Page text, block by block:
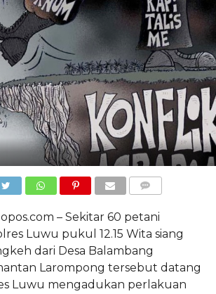
– Sekitar 60 petani
Luwu pukul 12.15 Wita siang
dari Desa Balambang
Larompong tersebut datang
Luwu mengadukan perlakuan